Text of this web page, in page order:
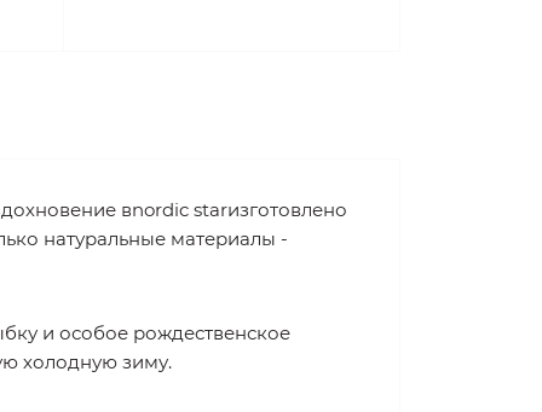
вnordic starизготовлено
натуральные материалы -
и особое рождественское
холодную зиму.